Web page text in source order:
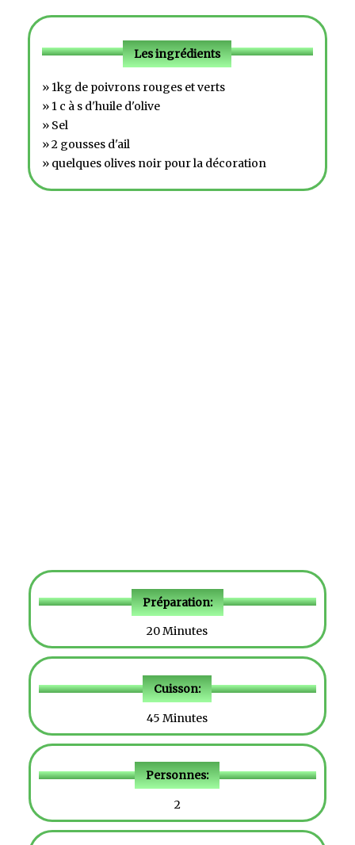
Les ingrédients
» 1kg de poivrons rouges et verts
» 1 c à s d'huile d'olive
» Sel
» 2 gousses d'ail
» quelques olives noir pour la décoration
Préparation:
20 Minutes
Cuisson:
45 Minutes
Personnes:
2